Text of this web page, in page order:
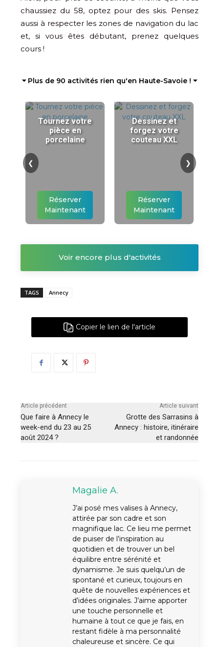
chaussiez du 58, optez pour des skis. Pensez
aussi à respecter les zones de navigation du lac
et, si vous êtes débutant, prenez quelques
cours !
⏷ Plus de 90 activités rien qu'en Haute-Savoie ! ⏷
Tournez votre
pièce en
porcelaine
Réserver
Maintenant
Dessinez et
forgez votre
couteau XXL
Réserver
Maintenant
❮ ❯
Voir encore plus d'activités
TAGS Annecy
Copier le lien de l'article
Article précédent
Que faire à Annecy le
week-end du 23 au 25
août 2024 ?
Article suivant
Grotte des Sarrasins à
Annecy : histoire, itinéraire
et randonnée
Magalie A.
J’ai posé mes valises à Annecy,
attirée par son cadre et son
magnifique lac. Ce lieu me permet
de puiser de l’inspiration au
quotidien et de trouver un bel
équilibre entre sérénité et
dynamisme. Je suis quelqu’un de
spontané et curieux, toujours en
quête de nouvelles expériences et
d’idées originales. J’aime apporter
une touche personnelle et
humaine à tout ce que je fais, en
restant fidèle à ma personnalité
chaleureuse et sincère. Ce qui